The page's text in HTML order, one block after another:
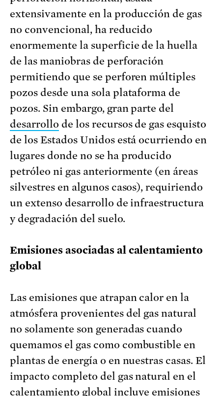
extensivamente en la producción de gas
no convencional, ha reducido
enormemente la superficie de la huella
de las maniobras de perforación
permitiendo que se perforen múltiples
pozos desde una sola plataforma de
pozos. Sin embargo, gran parte del
desarrollo de los recursos de gas esquisto
de los Estados Unidos está ocurriendo en
lugares donde no se ha producido
petróleo ni gas anteriormente (en áreas
silvestres en algunos casos), requiriendo
un extenso desarrollo de infraestructura
y degradación del suelo.
Emisiones asociadas al calentamiento
global
Las emisiones que atrapan calor en la
atmósfera provenientes del gas natural
no solamente son generadas cuando
quemamos el gas como combustible en
plantas de energía o en nuestras casas. El
impacto completo del gas natural en el
calentamiento global incluye emisiones